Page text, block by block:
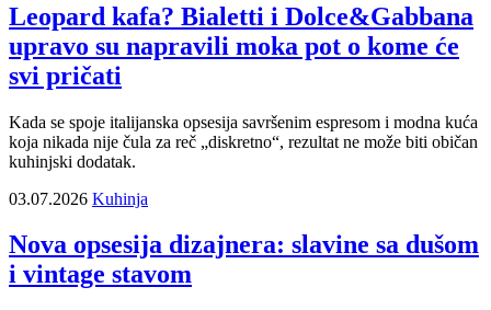
Leopard kafa? Bialetti i Dolce&Gabbana
upravo su napravili moka pot o kome će
svi pričati
Kada se spoje italijanska opsesija savršenim espresom i modna kuća
koja nikada nije čula za reč „diskretno“, rezultat ne može biti običan
kuhinjski dodatak.
03.07.2026 Kuhinja
Nova opsesija dizajnera: slavine sa dušom
i vintage stavom